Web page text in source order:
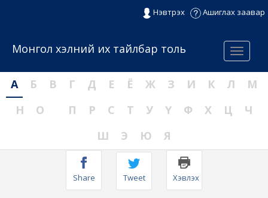
Нэвтрэх Ашиглах заавар
Menu
Монгол хэлний их тайлбар толь
А Б В Г Д Е Ё Ж З И К Л
М
Н
О П Р С Т У Ү Ф Х Ц
Ч
Ш
Э Ю Я
Share Tweet Хэвлэх